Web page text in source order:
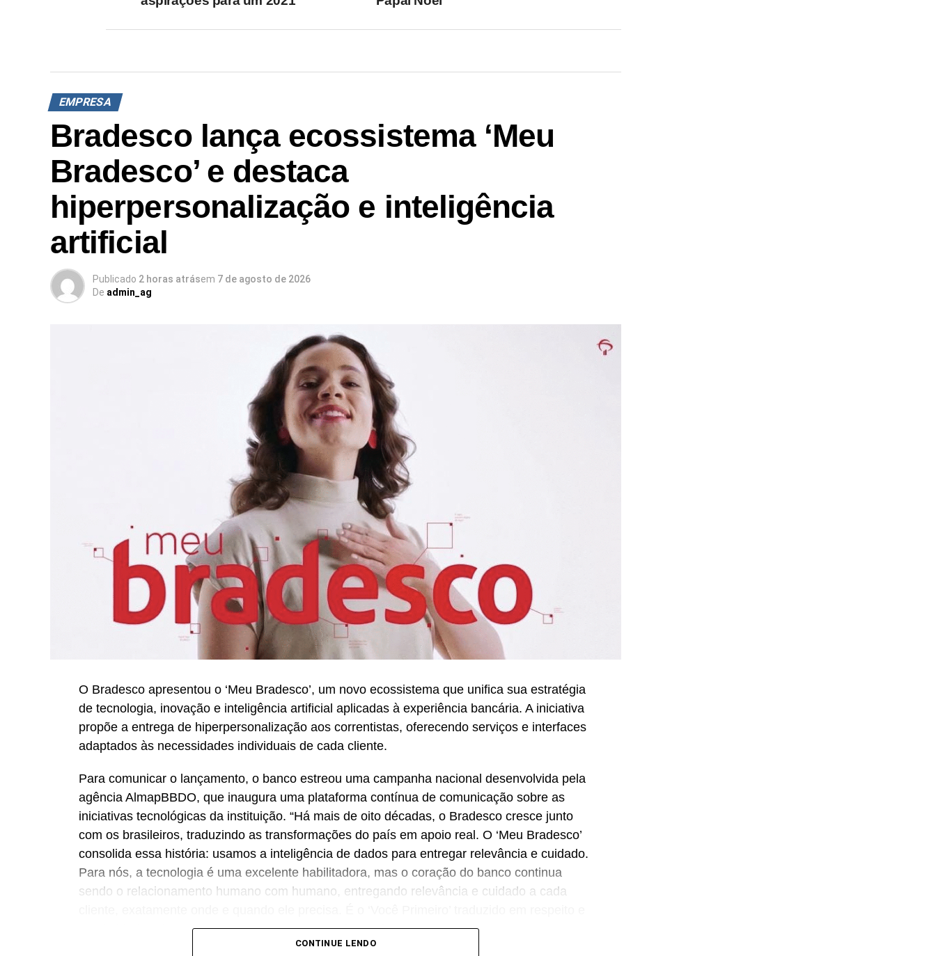
EMPRESA
Bradesco lança ecossistema ‘Meu
Bradesco’ e destaca
hiperpersonalização e inteligência
artificial
Publicado 2 horas atrásem 7 de agosto de 2026
De admin_ag
O Bradesco apresentou o ‘Meu Bradesco’, um novo ecossistema que unifica sua estratégia
de tecnologia, inovação e inteligência artificial aplicadas à experiência bancária. A iniciativa
propõe a entrega de hiperpersonalização aos correntistas, oferecendo serviços e interfaces
adaptados às necessidades individuais de cada cliente.
Para comunicar o lançamento, o banco estreou uma campanha nacional desenvolvida pela
agência AlmapBBDO, que inaugura uma plataforma contínua de comunicação sobre as
iniciativas tecnológicas da instituição. “Há mais de oito décadas, o Bradesco cresce junto
com os brasileiros, traduzindo as transformações do país em apoio real. O ‘Meu Bradesco’
consolida essa história: usamos a inteligência de dados para entregar relevância e cuidado.
Para nós, a tecnologia é uma excelente habilitadora, mas o coração do banco continua
sendo o relacionamento humano com humano, entregando relevância e cuidado a cada
proximidade”, destaca Renato Camargo,CMOdo Bradesco.
CONTINUE LENDO